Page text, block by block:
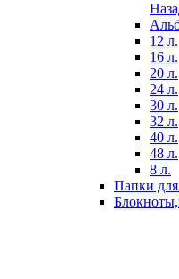
12 л.
16 л.
20 л.
24 л.
30 л.
32 л.
40 л.
48 л.
8 л.
Папки для